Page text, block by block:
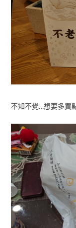
不知不覺…想要多買